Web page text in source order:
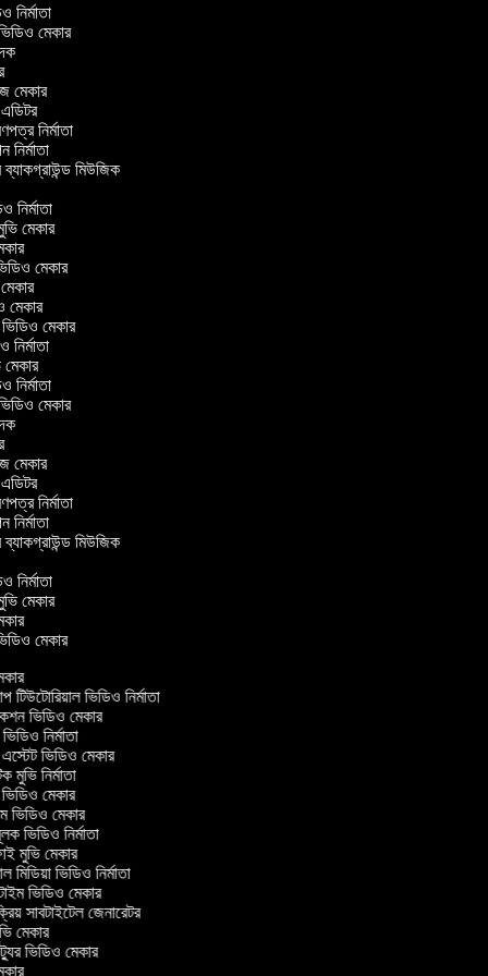
নির্মাতা
মেকার
মেকার
এডিটর
নির্মাতা
নির্মাতা
ব্যাকগ্রাউন্ড মিউজিক
নির্মাতা
মেকার
মেকার
মেকার
মেকার
মেকার
নির্মাতা
মেকার
নির্মাতা
মেকার
মেকার
এডিটর
নির্মাতা
নির্মাতা
ব্যাকগ্রাউন্ড মিউজিক
নির্মাতা
মেকার
মেকার
ভিডিও নির্মাতা
ভিডিও মেকার
নির্মাতা
ভিডিও মেকার
মুভি নির্মাতা
মেকার
ভিডিও মেকার
ভিডিও নির্মাতা
মুভি মেকার
ভিডিও নির্মাতা
ভিডিও মেকার
সাবটাইটেল জেনারেটর
মেকার
ভিডিও মেকার